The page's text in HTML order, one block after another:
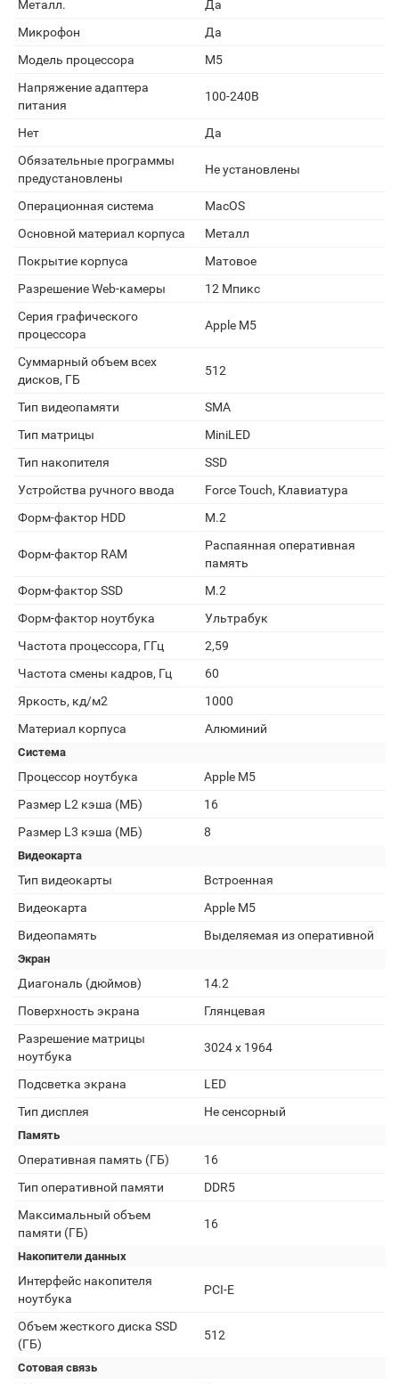
Металл.
Да
Микрофон
Да
Модель процессора
M5
Напряжение адаптера
питания
100-240В
Нет
Да
Обязательные программы
предустановлены
Не установлены
Операционная система
MacOS
Основной материал корпуса
Металл
Покрытие корпуса
Матовое
Разрешение Web-камеры
12 Мпикс
Серия графического
процессора
Apple M5
Суммарный объем всех
дисков, ГБ
512
Тип видеопамяти
SMA
Тип матрицы
MiniLED
Тип накопителя
SSD
Устройства ручного ввода
Force Touch, Клавиатура
Форм-фактор HDD
M.2
Форм-фактор RAM
Распаянная оперативная
память
Форм-фактор SSD
M.2
Форм-фактор ноутбука
Ультрабук
Частота процессора, ГГц
2,59
Частота смены кадров, Гц
60
Яркость, кд/м2
1000
Материал корпуса
Алюминий
Система
Процессор ноутбука
Apple M5
Размер L2 кэша (МБ)
16
Размер L3 кэша (МБ)
8
Видеокарта
Тип видеокарты
Встроенная
Видеокарта
Apple M5
Видеопамять
Выделяемая из оперативной
Экран
Диагональ (дюймов)
14.2
Поверхность экрана
Глянцевая
Разрешение матрицы
ноутбука
3024 x 1964
Подсветка экрана
LED
Тип дисплея
Не сенсорный
Память
Оперативная память (ГБ)
16
Тип оперативной памяти
DDR5
Максимальный объем
памяти (ГБ)
16
Накопители данных
Интерфейс накопителя
ноутбука
PCI-E
Объем жесткого диска SSD
(ГБ)
512
Сотовая связь